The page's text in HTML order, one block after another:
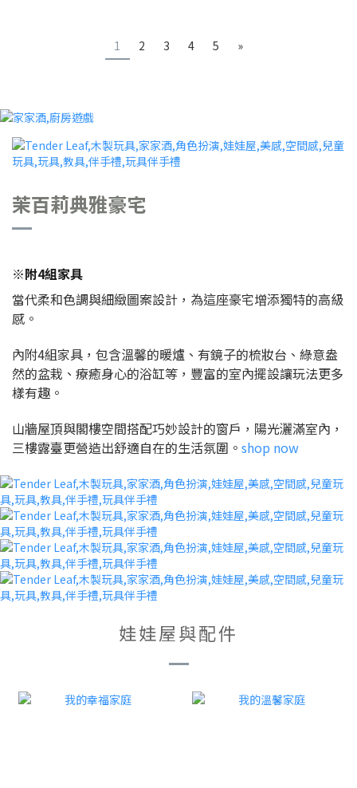
1 2 3 4 5 »
茉百莉典雅豪宅
※附4組家具
當代柔和色調與細緻圖案設計，為這座豪宅增添獨特的高級
感。
內附4組家具，包含溫馨的暖爐、有鏡子的梳妝台、綠意盎
然的盆栽、療癒身心的浴缸等，豐富的室內擺設讓玩法更多
樣有趣。
山牆屋頂與閣樓空間搭配巧妙設計的窗戶，陽光灑滿室內，
三樓露臺更營造出舒適自在的生活氛圍。 shop now
娃娃屋與配件